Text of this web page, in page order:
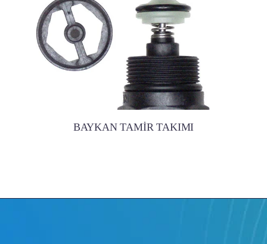
BAYKAN TAMİR TAKIMI